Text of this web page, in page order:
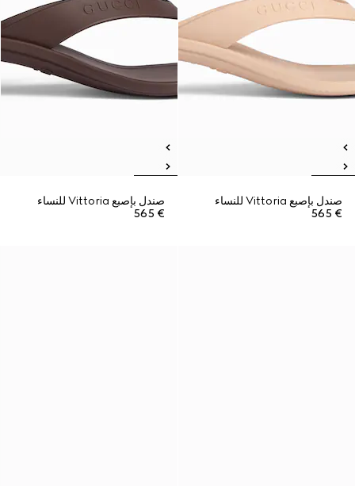
صندل بإصبع Vittoria للنساء
€ 565
صندل بإصبع Vittoria للنساء
€ 565